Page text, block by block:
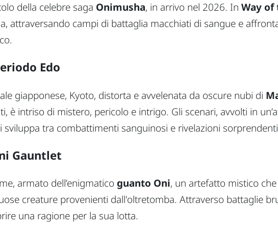
della celebre saga Onimusha, in arrivo nel 2026. In Way of
attraversando campi di battaglia macchiati di sangue e
Edo
giapponese, Kyoto, distorta e avvelenata da oscure nubi di
è intriso di mistero, pericolo e intrigo. Gli scenari, avvolti in
sviluppa tra combattimenti sanguinosi e rivelazioni
Gauntlet
armato dell’enigmatico guanto Oni, un artefatto mistico
creature provenienti dall'oltretomba. Attraverso battaglie
una ragione per la sua lotta.